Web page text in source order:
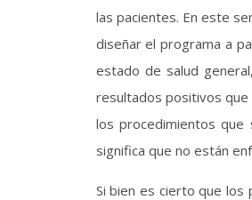
las pacientes. En este
diseñar el programa a
estado de salud
resultados positivos
los procedimientos que
significa que no están
Si bien es cierto que los